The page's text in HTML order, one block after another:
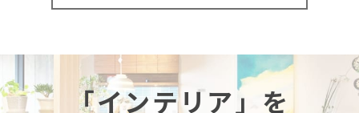
「インテリア」を